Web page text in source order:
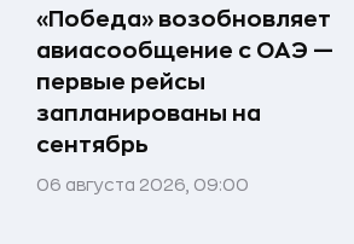
«Победа» возобновляет
авиасообщение с ОАЭ —
первые рейсы
запланированы на
сентябрь
06 августа 2026, 09:00